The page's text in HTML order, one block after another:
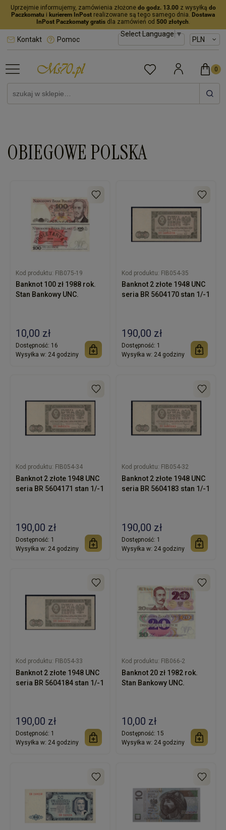
Uprzejmie informujemy, zamówienia złożone do godz. 13.00z wysyłką do
Paczkomatu i kurierem InPost realizowane są tego samego dnia. Dostawa
InPost Paczkomaty gratisdla zamówień od 500 złotych.
Select Language▼
Kontakt Pomoc
OBIEGOWE POLSKA
Kod produktu: FIB075-19
Banknot 100 zł 1988 rok.
Stan Bankowy UNC.
10,00 zł
Dostępność: 16
Wysyłka w: 24 godziny
Kod produktu: FIB054-35
Banknot 2 złote 1948 UNC
seria BR 5604170 stan 1/-1
190,00 zł
Dostępność: 1
Wysyłka w: 24 godziny
Kod produktu: FIB054-34
Banknot 2 złote 1948 UNC
seria BR 5604171 stan 1/-1
190,00 zł
Dostępność: 1
Wysyłka w: 24 godziny
Kod produktu: FIB054-32
Banknot 2 złote 1948 UNC
seria BR 5604183 stan 1/-1
190,00 zł
Dostępność: 1
Wysyłka w: 24 godziny
Kod produktu: FIB054-33
Banknot 2 złote 1948 UNC
seria BR 5604184 stan 1/-1
190,00 zł
Dostępność: 1
Wysyłka w: 24 godziny
Kod produktu: FIB066-2
Banknot 20 zł 1982 rok.
Stan Bankowy UNC.
10,00 zł
Dostępność: 15
Wysyłka w: 24 godziny